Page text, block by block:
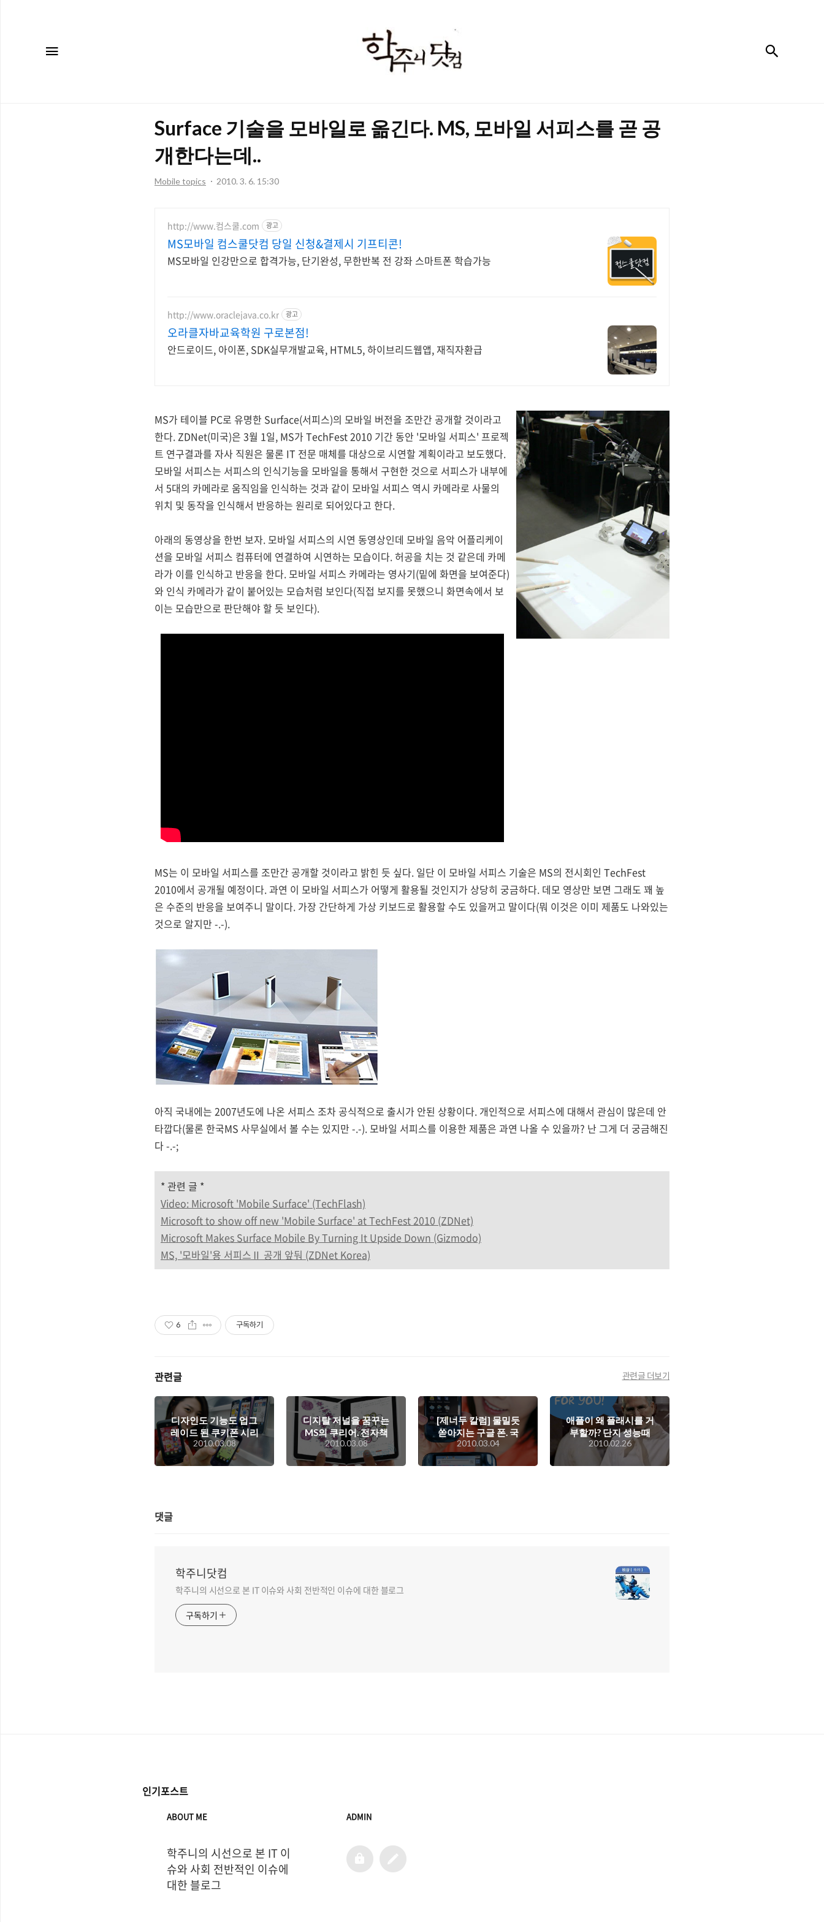
주
닷
컴
Surface 기술을 모바일로 옮긴다. MS, 모바일 서피스를 곧 공
개한다는데..
Mobile topics 2010. 3. 6. 15:30
http://www.컴스쿨.com 광고
MS모바일 컴스쿨닷컴 당일 신청&결제시 기프티콘!
MS모바일 인강만으로 합격가능, 단기완성, 무한반복 전 강좌 스마트폰 학습가능
http://www.oraclejava.co.kr 광고
오라클자바교육학원 구로본점!
안드로이드, 아이폰, SDK실무개발교육, HTML5, 하이브리드웹앱, 재직자환급
MS가 테이블 PC로 유명한 Surface(서피스)의 모바일 버전을 조만간 공개할 것이라고
한다. ZDNet(미국)은 3월 1일, MS가 TechFest 2010 기간 동안 '모바일 서피스' 프로젝
트 연구결과를 자사 직원은 물론 IT 전문 매체를 대상으로 시연할 계획이라고 보도했다.
모바일 서피스는 서피스의 인식기능을 모바일을 통해서 구현한 것으로 서피스가 내부에
서 5대의 카메라로 움직임을 인식하는 것과 같이 모바일 서피스 역시 카메라로 사물의
위치 및 동작을 인식해서 반응하는 원리로 되어있다고 한다.
아래의 동영상을 한번 보자. 모바일 서피스의 시연 동영상인데 모바일 음악 어플리케이
션을 모바일 서피스 컴퓨터에 연결하여 시연하는 모습이다. 허공을 치는 것 같은데 카메
라가 이를 인식하고 반응을 한다. 모바일 서피스 카메라는 영사기(밑에 화면을 보여준다)
와 인식 카메라가 같이 붙어있는 모습처럼 보인다(직접 보지를 못했으니 화면속에서 보
이는 모습만으로 판단해야 할 듯 보인다).
MS는 이 모바일 서피스를 조만간 공개할 것이라고 밝힌 듯 싶다. 일단 이 모바일 서피스 기술은 MS의 전시회인 TechFest
2010에서 공개될 예정이다. 과연 이 모바일 서피스가 어떻게 활용될 것인지가 상당히 궁금하다. 데모 영상만 보면 그래도 꽤 높
은 수준의 반응을 보여주니 말이다. 가장 간단하게 가상 키보드로 활용할 수도 있을꺼고 말이다(뭐 이것은 이미 제품도 나와있는
것으로 알지만 -.-).
아직 국내에는 2007년도에 나온 서피스 조차 공식적으로 출시가 안된 상황이다. 개인적으로 서피스에 대해서 관심이 많은데 안
타깝다(물론 한국MS 사무실에서 볼 수는 있지만 -.-). 모바일 서피스를 이용한 제품은 과연 나올 수 있을까? 난 그게 더 궁금해진
다 -.-;
* 관련 글 *
Video: Microsoft 'Mobile Surface' (TechFlash)
Microsoft to show off new 'Mobile Surface' at TechFest 2010 (ZDNet)
Microsoft Makes Surface Mobile By Turning It Upside Down (Gizmodo)
MS, '모바일'용 서피스Ⅱ 공개 앞둬 (ZDNet Korea)
6 구독하기
관련글 관련글 더보기
디자인도 기능도 업그
레이드 된 쿠키폰 시리
즈. 쿠키 플러스와 쿠
키 플래시
2010.03.08
디지탈 저널을 꿈꾸는
MS의 쿠리어. 전자책
시장에 새바람을 일으
킬 것인가..
2010.03.08
[제너두 칼럼] 물밀듯
쏟아지는 구글 폰. 국
내 스마트폰 시장을 이
끌 수 있을까?
2010.03.04
애플이 왜 플래시를 거
부할까? 단지 성능때
문에? 아니면 다른 이
유 때문에?
2010.02.26
댓글
학주니닷컴
학주니의 시선으로 본 IT 이슈와 사회 전반적인 이슈에 대한 블로그
구독하기
인기포스트
ABOUT ME
학주니의 시선으로 본 IT 이
슈와 사회 전반적인 이슈에
대한 블로그
ADMIN
admin
글
쓰